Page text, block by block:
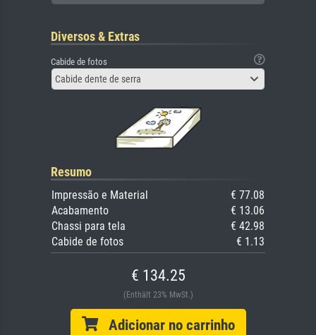
Diversos & Extras
Cabide de fotos
Cabide dente de serra
Resumo
Impressão e Material
€ 77.08
Acabamento
€ 13.06
Chassi para tela
€ 42.98
Cabide de fotos
€ 1.13
€ 134.25
(Enthält 23% MwSt.)
Adicionar no carrinho